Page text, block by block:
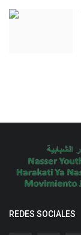
REDES SOCIALES